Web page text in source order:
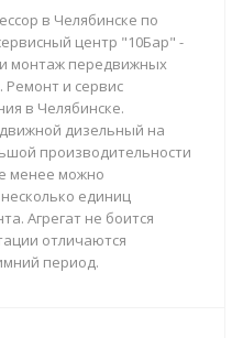
в Челябинске по
центр "10Бар" -
монтаж передвижных
Ремонт и сервис
в Челябинске.
дизельный на
производительности
менее можно
единиц
Агрегат не боится
отличаются
период.